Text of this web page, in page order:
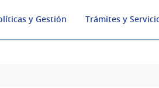
y Gestión Trámites y